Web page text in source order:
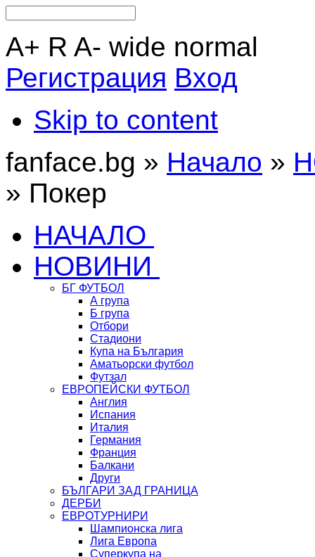
A+ R A- wide normal
Регистрация Вход
Skip to content
fanface.bg » Начало »
» Покер
НАЧАЛО
НОВИНИ
БГ ФУТБОЛ
А група
Б група
Отбори
Стадиони
Купа на България
Аматьорски футбол
Футзал
ЕВРОПЕЙСКИ ФУТБОЛ
Англия
Испания
Италия
Германия
Франция
Балкани
Други
БЪЛГАРИ ЗАД ГРАНИЦА
ДЕРБИ
ЕВРОТУРНИРИ
Шампионска лига
Лига Европа
Суперкупа на